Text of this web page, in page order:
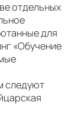
отдельных
для
«Обучение
следуют